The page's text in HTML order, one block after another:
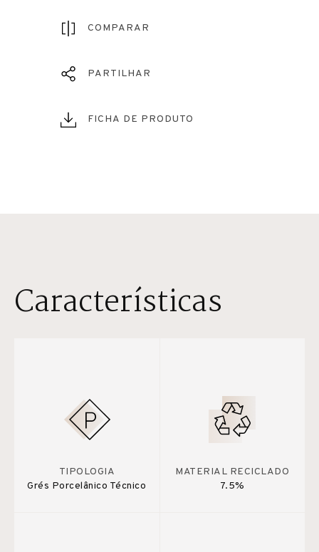
COMPARAR
PARTILHAR
FICHA DE PRODUTO
Características
TIPOLOGIA
Grés Porcelânico Técnico
MATERIAL RECICLADO
7.5%